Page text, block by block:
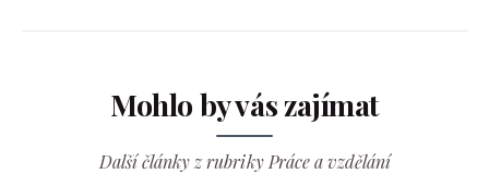
Mohlo by vás zajímat
Další články z rubriky Práce a vzdělání